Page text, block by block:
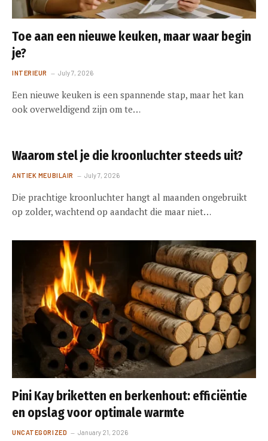
Toe aan een nieuwe keuken, maar waar begin
je?
INTERIEUR July 7, 2026
Een nieuwe keuken is een spannende stap, maar het kan
ook overweldigend zijn om te…
Waarom stel je die kroonluchter steeds uit?
ANTIEK MEUBILAIR July 7, 2026
Die prachtige kroonluchter hangt al maanden ongebruikt
op zolder, wachtend op aandacht die maar niet…
Pini Kay briketten en berkenhout: efficiëntie
en opslag voor optimale warmte
UNCATEGORIZED January 21, 2026